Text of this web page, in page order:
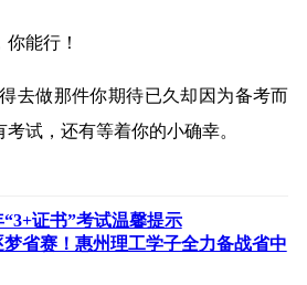
能行！
去做那件你期待已久却因为备考而
试，还有等着你的小确幸。
“3+证书”考试温馨提示
梦省赛！惠州理工学子全力备战省中